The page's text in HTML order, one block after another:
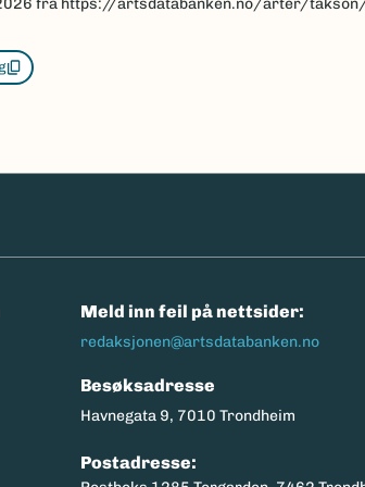
Meld inn feil på nettsider:
redaksjonen@artsdatabanken.no
Besøksadresse
Havnegata 9, 7010 Trondheim
Postadresse: